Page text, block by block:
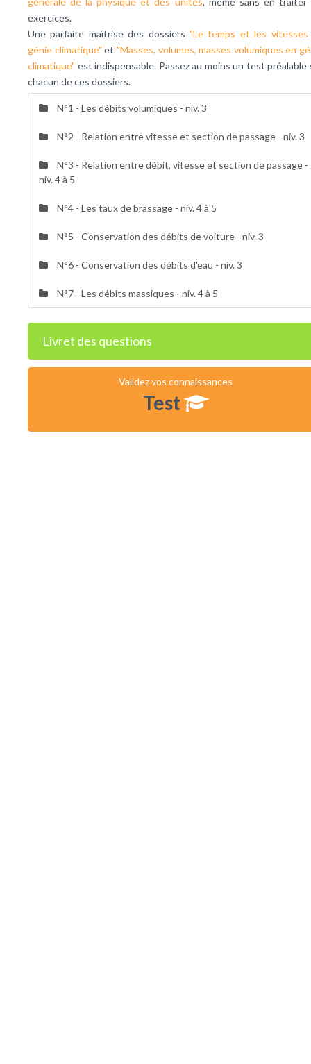
exercices.
Une parfaite maîtrise des dossiers "Le temps et les vitesses
génie climatique" et "Masses, volumes, masses volumiques en
climatique" est indispensable. Passez au moins un test préalable
chacun de ces dossiers.
N°1 - Les débits volumiques - niv. 3
N°2 - Relation entre vitesse et section de passage - niv. 3
N°3 - Relation entre débit, vitesse et section de passage -
niv. 4 à 5
N°4 - Les taux de brassage - niv. 4 à 5
N°5 - Conservation des débits de voiture - niv. 3
N°6 - Conservation des débits d'eau - niv. 3
N°7 - Les débits massiques - niv. 4 à 5
Livret des questions
Validez vos connaissances
Test